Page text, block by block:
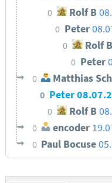
0 Rolf B
0 Peter
0 Rolf B
0 Peter
0 Matthias
0 Peter
0 Rolf B
0 encoder
0 Paul Bocuse